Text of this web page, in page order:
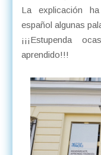
La explicación
español algunas
¡¡¡Estupenda
aprendido!!!